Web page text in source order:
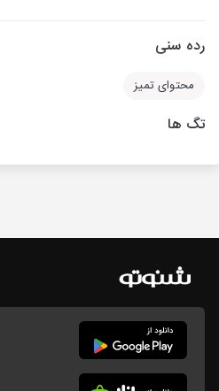
رده سنی
محتوای تمیز
تگ ها